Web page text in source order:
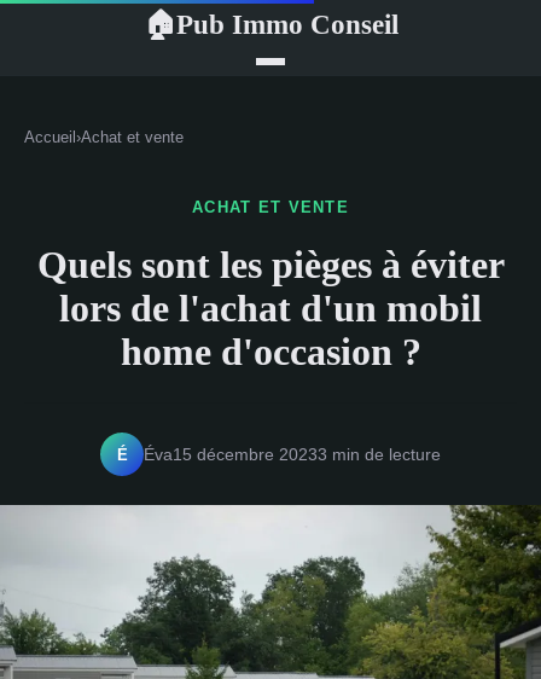
🏠Pub Immo Conseil
Accueil ›Achat et vente
ACHAT ET VENTE
Quels sont les pièges à éviter
lors de l'achat d'un mobil
home d'occasion ?
É Éva15 décembre 20233 min de lecture